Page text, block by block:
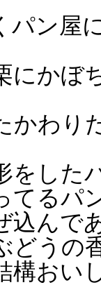
パン屋
にかぼ
かわり
をした
てるパ
込んで
どうの
構おい